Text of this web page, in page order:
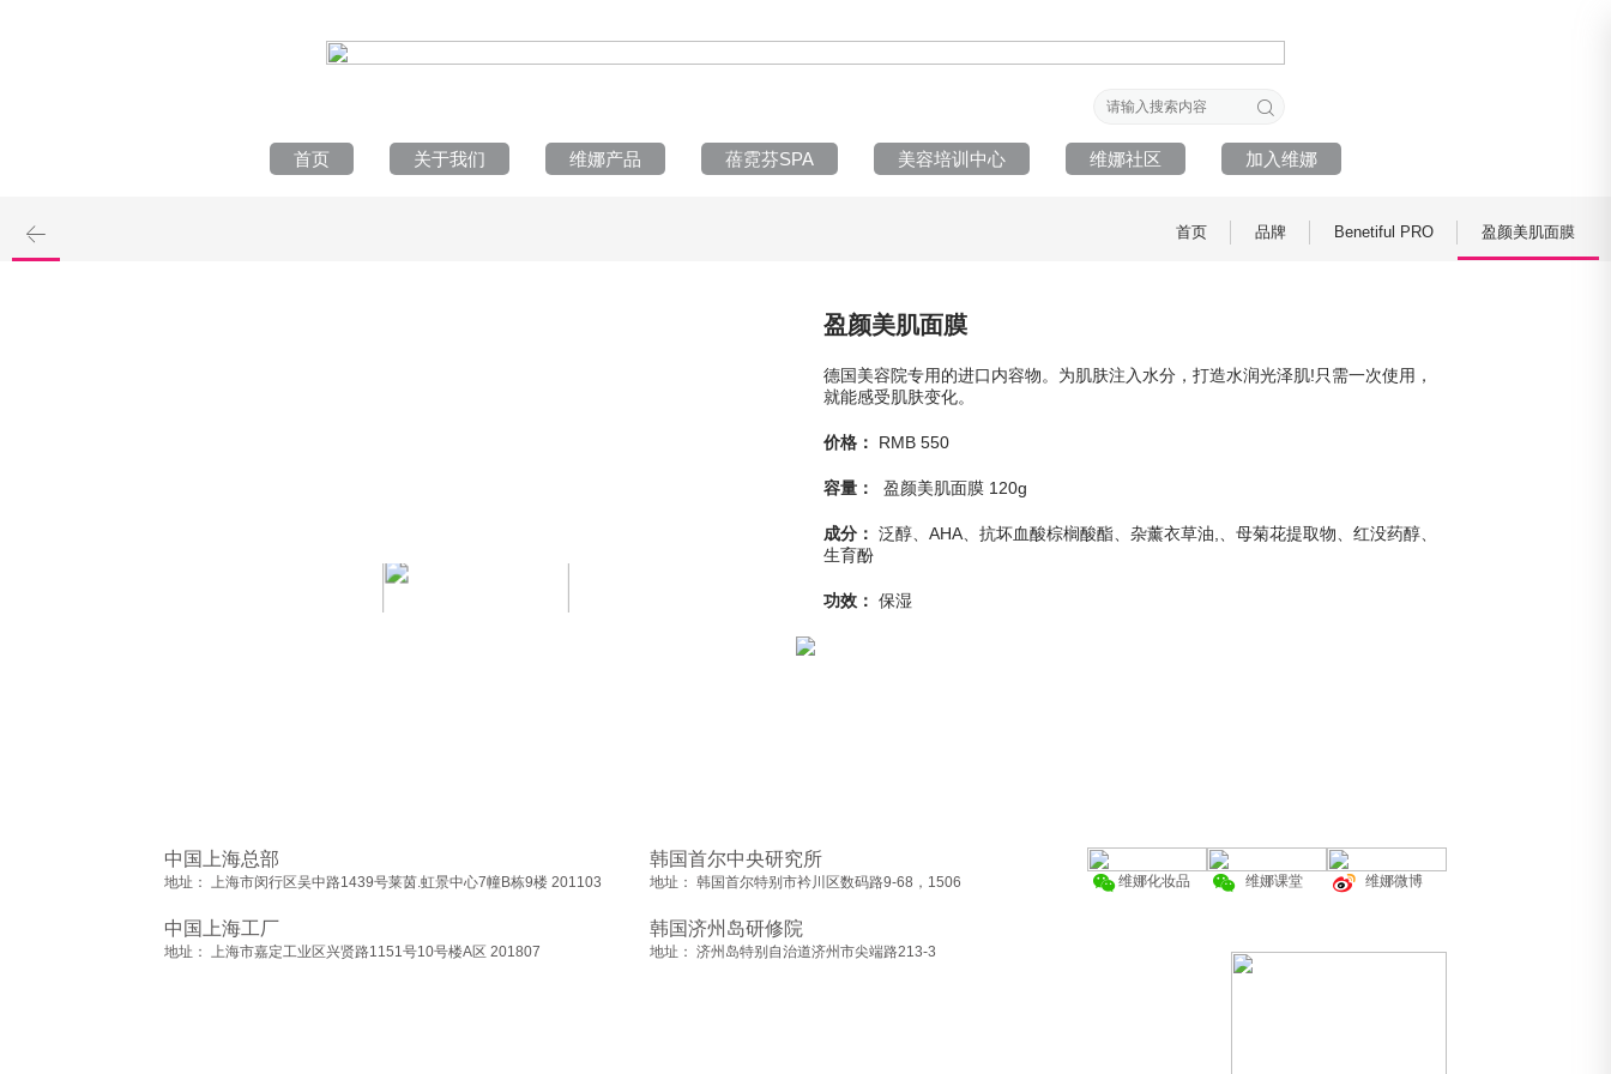
首页 关于我们 维娜产品 蓓霓芬SPA 美容培训中心 维娜社区 加入维娜
首页 品牌 Benetiful PRO 盈颜美肌面膜
盈颜美肌面膜
德国美容院专用的进口内容物。为肌肤注入水分，打造水润光泽肌!只需一次使用，
就能感受肌肤变化。
价格： RMB 550
容量： 盈颜美肌面膜 120g
成分： 泛醇、AHA、抗坏血酸棕榈酸酯、杂薰衣草油,、母菊花提取物、红没药醇、
生育酚
功效： 保湿
中国上海总部
地址： 上海市闵行区吴中路1439号莱茵.虹景中心7幢B栋9楼 201103
中国上海工厂
地址： 上海市嘉定工业区兴贤路1151号10号楼A区 201807
韩国首尔中央研究所
地址： 韩国首尔特别市衿川区数码路9-68，1506
韩国济州岛研修院
地址： 济州岛特别自治道济州市尖端路213-3
维娜化妆品 维娜课堂 维娜微博